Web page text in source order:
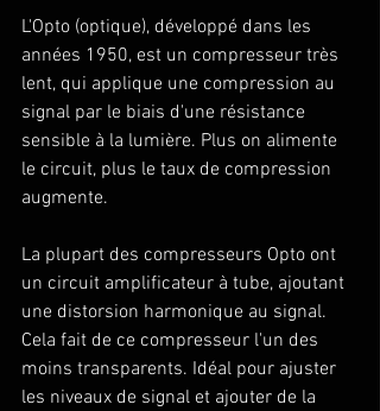
L'Opto (optique), développé dans les
années 1950, est un compresseur très
lent, qui applique une compression au
signal par le biais d'une résistance
sensible à la lumière. Plus on alimente
le circuit, plus le taux de compression
augmente.
La plupart des compresseurs Opto ont
un circuit amplificateur à tube, ajoutant
une distorsion harmonique au signal.
Cela fait de ce compresseur l'un des
moins transparents. Idéal pour ajuster
les niveaux de signal et ajouter de la